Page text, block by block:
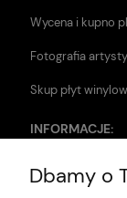
Wycena i kupno
Fotografia
Skup płyt
INFORMACJE:
Zwroty i
Dbamy o